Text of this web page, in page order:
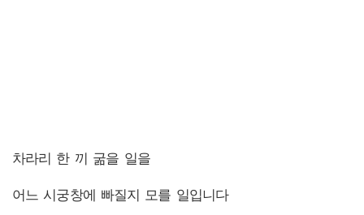
차라리 한 끼 굶을 일을
어느 시궁창에 빠질지 모를 일입니다